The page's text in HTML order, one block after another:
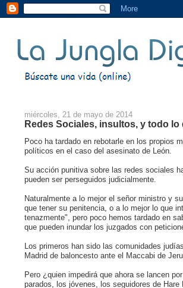
miércoles, 21 de mayo de 2014
Redes Sociales, insultos, y todo lo
Poco ha tardado en rebotarle en los propios
políticos en el caso del asesinato de León.
Su acción punitiva sobre las redes sociales
pueden ser perseguidos judicialmente.
Naturalmente a lo mejor el señor ministro y
que tener su penitencia, o a lo mejor lo que
tenazmente", pero poco hemos tardado en
que pueden inundar los juzgados con
Los primeros han sido las comunidades
Madrid de baloncesto ante el Maccabi de
Pero ¿quien impedirá que ahora se lancen
parados, los jóvenes, los seguidores de